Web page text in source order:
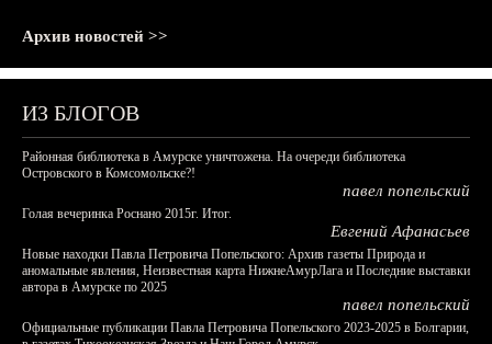
Архив новостей >>
ИЗ БЛОГОВ
Районная библиотека в Амурске уничтожена. На очереди библиотека
Островского в Комсомольске?!
павел попельский
Голая вечеринка Роснано 2015г. Итог.
Евгений Афанасьев
Новые находки Павла Петровича Попельского: Архив газеты Природа и
аномальные явления, Неизвестная карта НижнеАмурЛага и Последние выставки
автора в Амурске по 2025
павел попельский
Официальные публикации Павла Петровича Попельского 2023-2025 в Болгарии,